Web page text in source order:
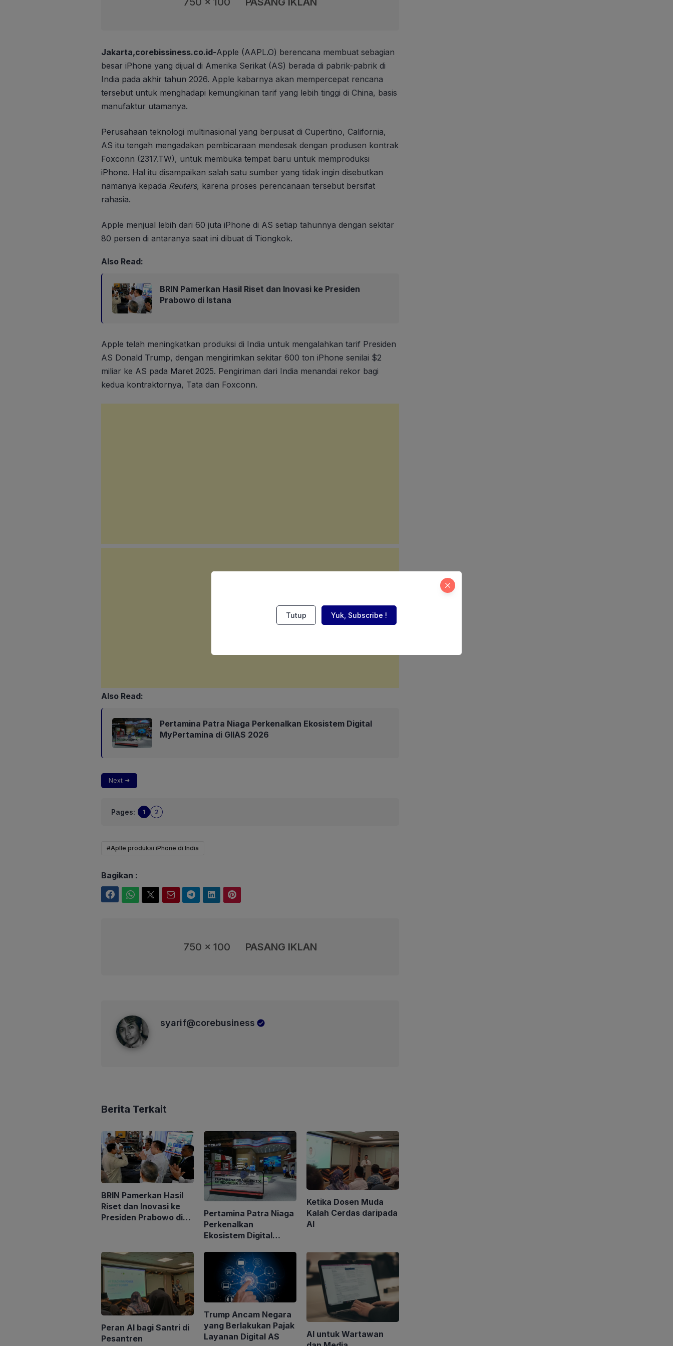
Jakarta,corebissiness.co.id-Apple (AAPL.O) berencana membuat sebagian
besar iPhone yang dijual di Amerika Serikat (AS) berada di pabrik-pabrik di
India pada akhir tahun 2026. Apple kabarnya akan mempercepat rencana
tersebut untuk menghadapi kemungkinan tarif yang lebih tinggi di China, basis
manufaktur utamanya.
Perusahaan teknologi multinasional yang berpusat di Cupertino, California,
AS itu tengah mengadakan pembicaraan mendesak dengan produsen kontrak
Foxconn (2317.TW), untuk membuka tempat baru untuk memproduksi
iPhone. Hal itu disampaikan salah satu sumber yang tidak ingin disebutkan
namanya kepada Reuters, karena proses perencanaan tersebut bersifat
rahasia.
Apple menjual lebih dari 60 juta iPhone di AS setiap tahunnya dengan sekitar
80 persen di antaranya saat ini dibuat di Tiongkok.
Also Read:
BRIN Pamerkan Hasil Riset dan Inovasi ke Presiden
Prabowo di Istana
Apple telah meningkatkan produksi di India untuk mengalahkan tarif Presiden
AS Donald Trump, dengan mengirimkan sekitar 600 ton iPhone senilai $2
miliar ke AS pada Maret 2025. Pengiriman dari India menandai rekor bagi
kedua kontraktornya, Tata dan Foxconn.
Also Read:
Pertamina Patra Niaga Perkenalkan Ekosistem Digital
MyPertamina di GIIAS 2026
Next
Pages: 1 2
#Aplle produksi iPhone di India
Bagikan :
750 x 100 PASANG IKLAN
syarif@corebusiness
Berita Terkait
BRIN Pamerkan Hasil
Riset dan Inovasi ke
Presiden Prabowo di
Pertamina Patra Niaga
Perkenalkan
Ekosistem Digital
2026
Ketika Dosen Muda
Kalah Cerdas daripada
AI
Peran AI bagi Santri di
Pesantren
Trump Ancam Negara
yang Berlakukan Pajak
Layanan Digital AS
AI untuk Wartawan
Tutup Yuk, Subscribe !